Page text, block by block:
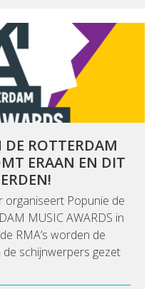
DE ROTTERDAM
ERAAN EN DIT
organiseert Popunie de
MUSIC AWARDS in
RMA’s worden de
schijnwerpers gezet